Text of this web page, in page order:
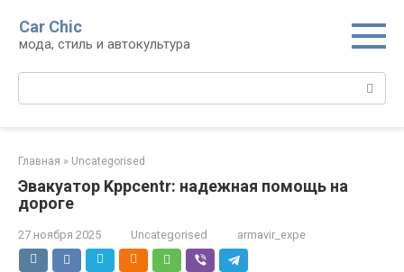
контенту
Car Chic
мода, стиль и автокультура
Поиск:
Главная » Uncategorised
Эвакуатор Kppcentr: надежная помощь на
дороге
27 ноября 2025 Uncategorised armavir_expe